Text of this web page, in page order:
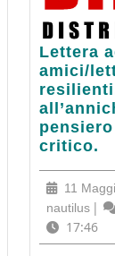
Lettera
amici/
critico.
Lettera
agli
amici/
renitenti,
resilienti,
resistenti
del
pensiero
libero
e
11
nautilus |
17:46